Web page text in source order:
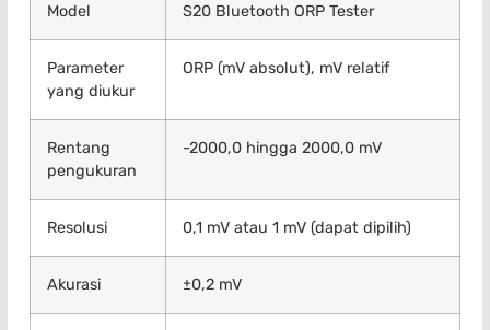
Model S20 Bluetooth ORP Tester
Parameter
yang diukur
ORP (mV absolut), mV relatif
Rentang
pengukuran
-2000,0 hingga 2000,0 mV
Resolusi 0,1 mV atau 1 mV (dapat dipilih)
Akurasi ±0,2 mV